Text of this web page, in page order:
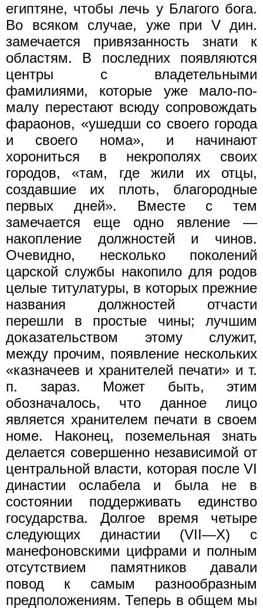
египтяне, чтобы лечь у Благого бога.
Во всяком случае, уже при V дин.
замечается привязанность знати к
областям. В последних появляются
центры с владетельными
фамилиями, которые уже мало-по-
малу перестают всюду сопровождать
фараонов, «ушедши со своего города
и своего нома», и начинают
хорониться в некрополях своих
городов, «там, где жили их отцы,
создавшие их плоть, благородные
первых дней». Вместе с тем
замечается еще одно явление —
накопление должностей и чинов.
Очевидно, несколько поколений
царской службы накопило для родов
целые титулатуры, в которых прежние
названия должностей отчасти
перешли в простые чины; лучшим
доказательством этому служит,
между прочим, появление нескольких
«казначеев и хранителей печати» и т.
п. зараз. Может быть, этим
обозначалось, что данное лицо
является хранителем печати в своем
номе. Наконец, поземельная знать
делается совершенно независимой от
центральной власти, которая после VI
династии ослабела и была не в
состоянии поддерживать единство
государства. Долгое время четыре
следующих династии (VII—X) с
манефоновскими цифрами и полным
отсутствием памятников давали
повод к самым разнообразным
предположениям. Теперь в общем мы